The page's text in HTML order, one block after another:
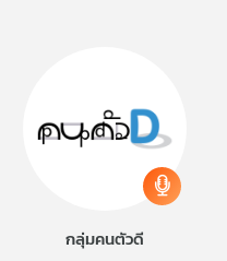
กลุ่มคนตัวดี